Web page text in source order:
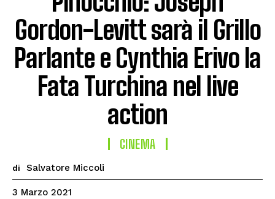
Gordon-Levitt sarà il Grillo
Parlante e Cynthia Erivo la
Fata Turchina nel live
action
CINEMA
di Salvatore Miccoli
3 Marzo 2021